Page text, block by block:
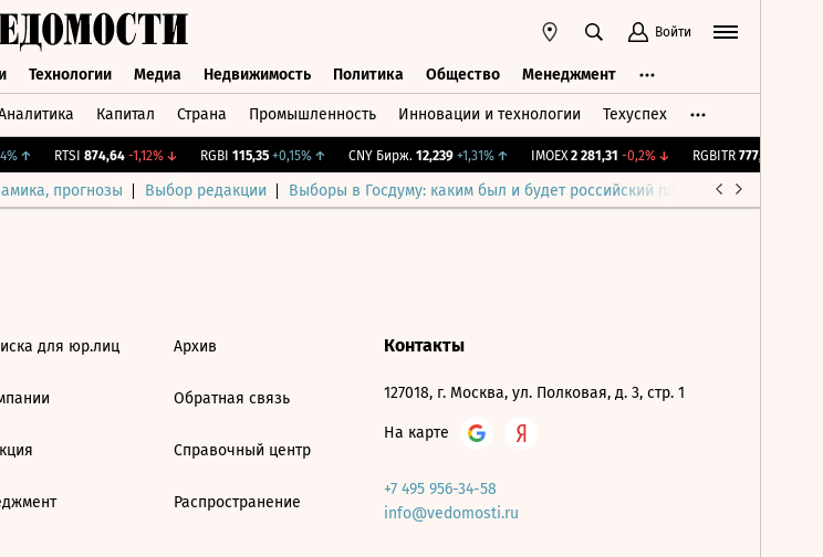
Войти
Технологии Медиа Недвижимость Политика Общество Менеджмент
Капитал Страна Промышленность Инновации и технологии Техуспех
↑ RTSI 874,64 -1,12%↓ RGBI 115,35 +0,15%↑ CNY Бирж. 12,239 +1,31%↑ IMOEX 2 281,31 -0,2%↓ RGBITR 777,42
прогнозы Выбор редакции Выборы в Госдуму: каким был и будет российский парламент
для юр.лиц Архив
Обратная связь
Справочный центр
Распространение
Контакты
127018, г. Москва, ул. Полковая, д. 3, стр. 1
На карте
+7 495 956-34-58
info@vedomosti.ru